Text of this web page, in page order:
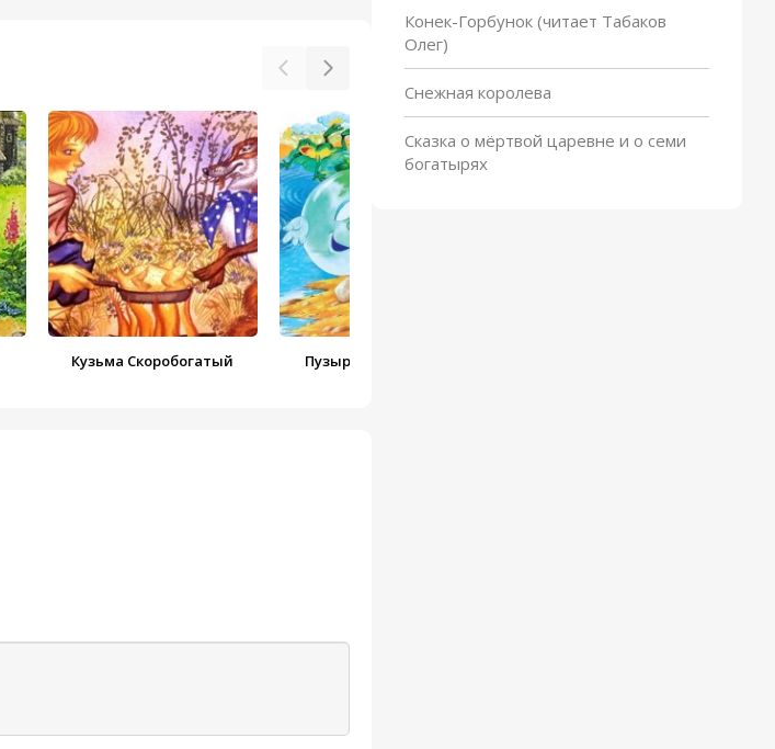
Кузьма Скоробогатый
Пузырь, соломинка и
Жадная старуха
Конек-Горбунок (читает Табаков
Олег)
Снежная королева
Сказка о мёртвой царевне и о семи
богатырях